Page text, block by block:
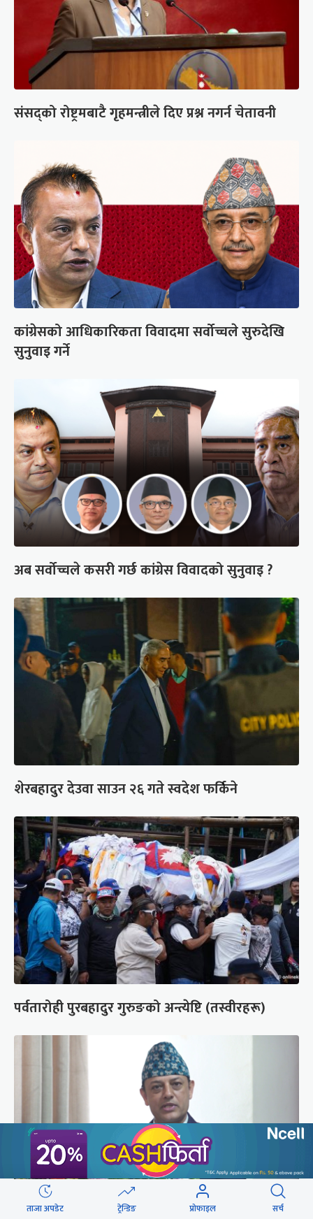
संसद्को रोष्ट्रमबाटै गृहमन्त्रीले दिए प्रश्न नगर्न चेतावनी
कांग्रेसको आधिकारिकता विवादमा सर्वोच्चले सुरुदेखि
सुनुवाइ गर्ने
अब सर्वोच्चले कसरी गर्छ कांग्रेस विवादको सुनुवाइ ?
शेरबहादुर देउवा साउन २६ गते स्वदेश फर्किने
पर्वतारोही पुरबहादुर गुरुङको अन्त्येष्टि (तस्वीरहरू)
ताजा अपडेट ट्रेन्डिङ प्रोफाइल सर्च